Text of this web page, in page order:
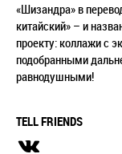
«Шизандра» в
китайский» – и
проекту: коллажи с
подобранными
равнодушными!
TELL FRIENDS